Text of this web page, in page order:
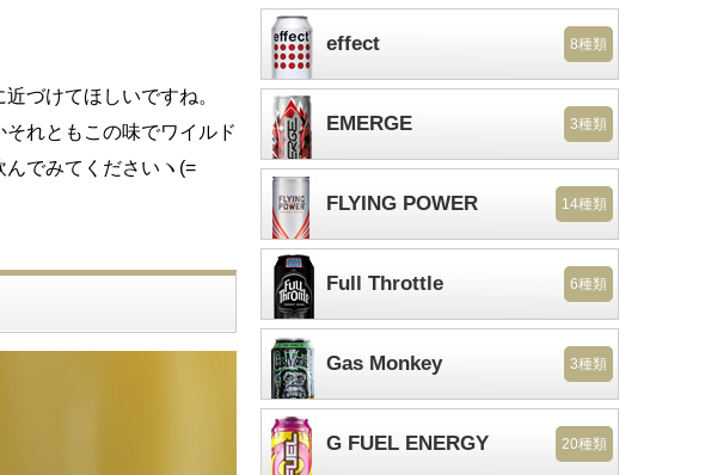
づけてほしいですね。
れともこの味でワイルド
でみてくださいヽ(=
effect 8種類
EMERGE 3種類
FLYING POWER 14種類
Full Throttle 6種類
Gas Monkey 3種類
G FUEL ENERGY 20種類